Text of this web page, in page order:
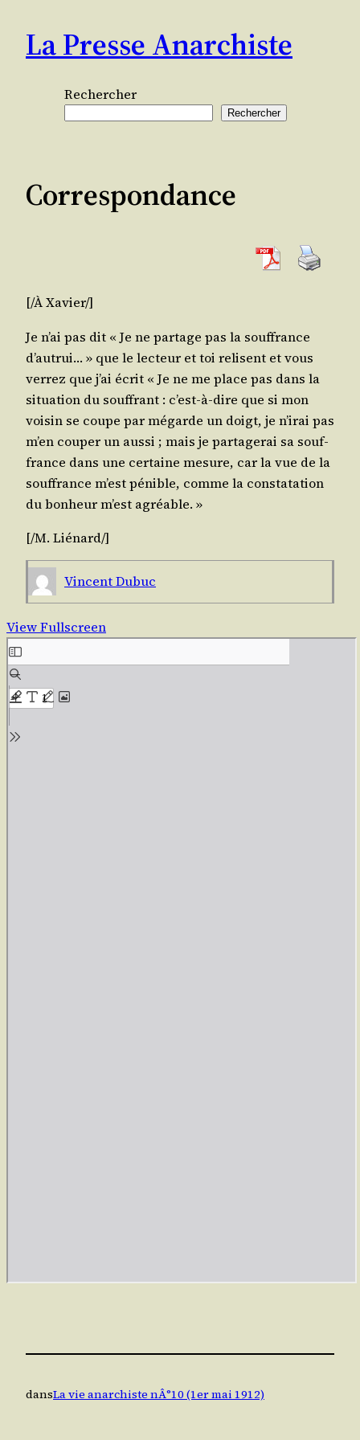
contenu
La Presse Anarchiste
Rechercher
Rechercher
Correspondance
[/​À Xavier/]
Je n’ai pas dit « Je ne par­tage pas la souf­france
d’au­trui… » que le lec­teur et toi relisent et vous
ver­rez que j’ai écrit « Je ne me place pas dans la
situa­tion du souf­frant : c’est-à-dire que si mon
voi­sin se coupe par mégarde un doigt, je n’i­rai pas
m’en cou­per un aus­si ; mais je par­ta­ge­rai sa souf­
france dans une cer­taine mesure, car la vue de la
souf­france m’est pénible, comme la consta­ta­tion
du bon­heur m’est agréable. »
[/​M. Lié­nard/​]
Vincent Dubuc
View Fullscreen
dansLa vie anarchiste nÂ°10 (1er mai 1912)